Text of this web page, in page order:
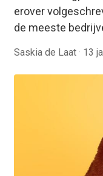
erover
de meeste
Saskia de Laat · 13